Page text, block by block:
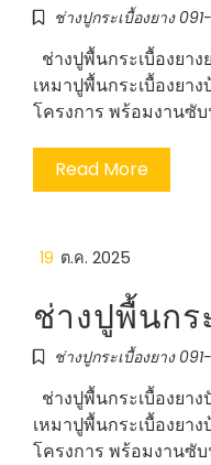
ช่างปูกระเบื้องยาง
ช่างปูพื้นกระเบื้องยา
เหมาปูพื้นกระเบื้องยา
โครงการ พร้อมงานซั
Read More
19 ต.ค. 2025
ช่างปูพื้นกร
ช่างปูกระเบื้องยาง
ช่างปูพื้นกระเบื้องยา
เหมาปูพื้นกระเบื้องยา
โครงการ พร้อมงานซั